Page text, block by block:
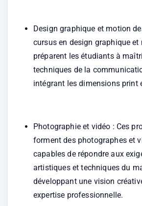
Design graphique et motion
cursus en design graphique
préparent les étudiants à
techniques de la
intégrant les dimensions print
Photographie et vidéo : Ces
forment des photographes et
capables de répondre aux
artistiques et techniques du
développant une vision
expertise professionnelle.